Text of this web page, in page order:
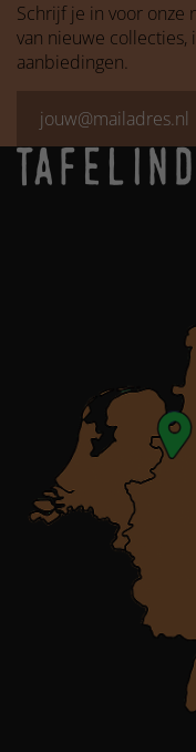
Schrijf je in voor
van nieuwe collecties,
aanbiedingen.